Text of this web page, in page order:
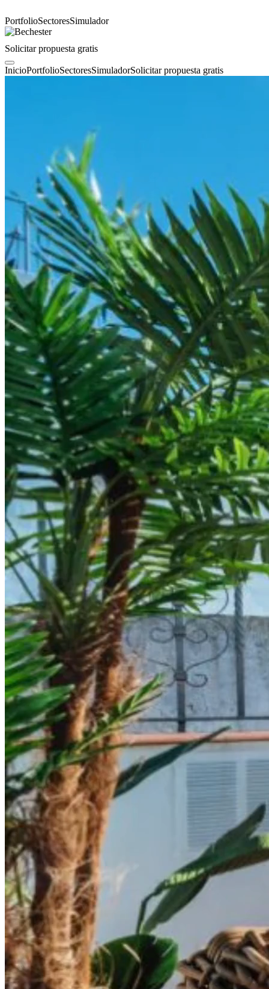
PortfolioSectoresSimulador
Solicitar propuesta gratis
InicioPortfolioSectoresSimuladorSolicitar propuesta gratis